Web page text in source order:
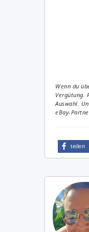
Wenn du
Vergütung.
Auswahl.
eBay-
teilen